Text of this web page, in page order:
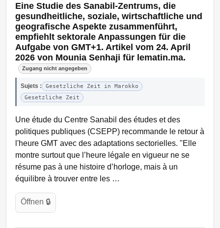
Eine Studie des Sanabil-Zentrums, die
gesundheitliche, soziale, wirtschaftliche und
geografische Aspekte zusammenführt,
empfiehlt sektorale Anpassungen für die
Aufgabe von GMT+1. Artikel vom 24. April
2026 von Mounia Senhaji für lematin.ma.
Zugang nicht angegeben
Sujets :
Gesetzliche Zeit in Marokko
Gesetzliche Zeit
Une étude du Centre Sanabil des études et des
politiques publiques (CSEPP) recommande le retour à
l'heure GMT avec des adaptations sectorielles. "Elle
montre surtout que l’heure légale en vigueur ne se
résume pas à une histoire d’horloge, mais à un
équilibre à trouver entre les …
Öffnen 🔒